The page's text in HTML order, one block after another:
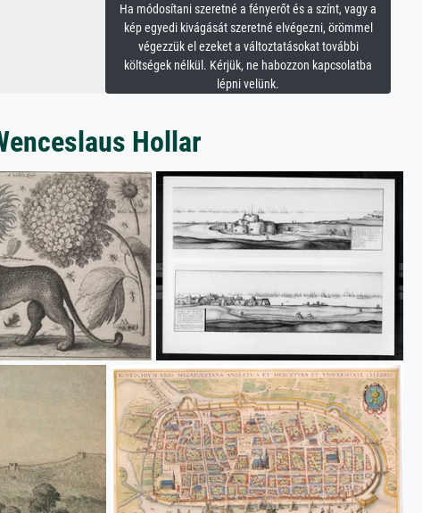
Ha módosítani szeretné a fényerőt és a színt, vagy a
kép egyedi kivágását szeretné elvégezni, örömmel
végezzük el ezeket a változtatásokat további
költségek nélkül. Kérjük, ne habozzon kapcsolatba
lépni velünk.
Hollar